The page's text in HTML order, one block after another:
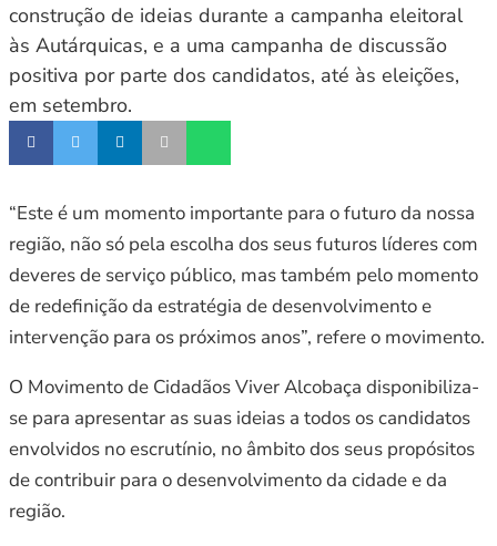
construção de ideias durante a campanha eleitoral
às Autárquicas, e a uma campanha de discussão
positiva por parte dos candidatos, até às eleições,
em setembro.
“Este é um momento importante para o futuro da nossa
região, não só pela escolha dos seus futuros líderes com
deveres de serviço público, mas também pelo momento
de redefinição da estratégia de desenvolvimento e
intervenção para os próximos anos”, refere o movimento.
O Movimento de Cidadãos Viver Alcobaça disponibiliza-
se para apresentar as suas ideias a todos os candidatos
envolvidos no escrutínio, no âmbito dos seus propósitos
de contribuir para o desenvolvimento da cidade e da
região.